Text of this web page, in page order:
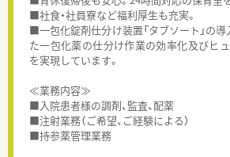
■社食・社員寮など福利厚生も充実。
■一包化錠剤仕分け装置「タブソート」の導
た一包化薬の仕分け作業の効率化及びヒ
を実現しています。
≪業務内容≫
■入院患者様の調剤、監査、配薬
■注射業務（ご希望、ご経験による）
■持参薬管理業務